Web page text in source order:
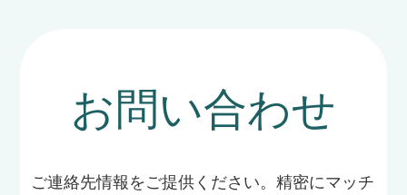
お問い合わせ
ご連絡先情報をご提供ください。精密にマッチ